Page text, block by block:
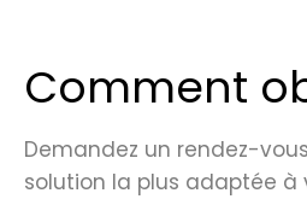
Comment
Demandez un rendez-
solution la plus adaptée à